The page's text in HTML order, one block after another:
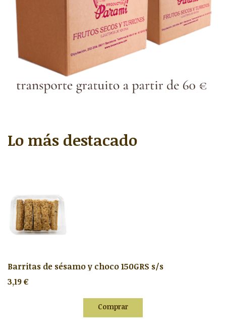
Lo más destacado
Barritas de sésamo y choco 150GRS s/s
3,19 €
Comprar